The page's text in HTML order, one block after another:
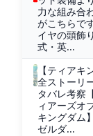
力な組み合
がこちらで
イヤの頭飾
式・英...
【ティアキ
全ストーリ
タバレ考察
ィアーズオ
キングダム
ゼルダ...